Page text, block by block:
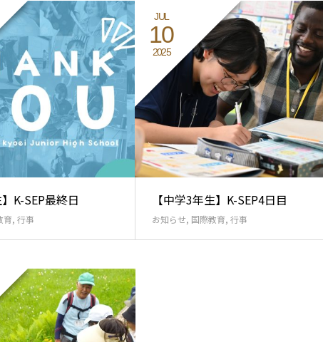
】K-SEP最終日
育, 行事
JUL
10
2025
【中学3年生】K-SEP4日目
お知らせ, 国際教育, 行事